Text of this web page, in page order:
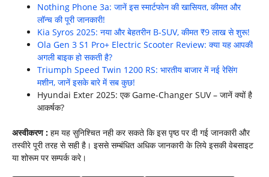
Nothing Phone 3a: जानें इस स्मार्टफोन की खासियत, कीमत और
लॉन्च की पूरी जानकारी!
Kia Syros 2025: नया और बेहतरीन B-SUV, कीमत ₹9 लाख से शुरू!
Ola Gen 3 S1 Pro+ Electric Scooter Review: क्या यह आपकी
अगली बाइक हो सकती है?
Triumph Speed Twin 1200 RS: भारतीय बाजार में नई रेसिंग
मशीन, जानें इसके बारे में सब कुछ!
Hyundai Exter 2025: एक Game-Changer SUV – जानें क्यों है
आकर्षक?
अस्वीकरण : हम यह सुनिश्चित नही कर सकते कि इस पृष्ठ पर दी गई जानकारी और
तस्वीरे पूरी तरह से सही है। इससे सम्बंधित अधिक जानकारी के लिये इसकी वेबसाइट
या शोरूम पर सम्पर्क करे।